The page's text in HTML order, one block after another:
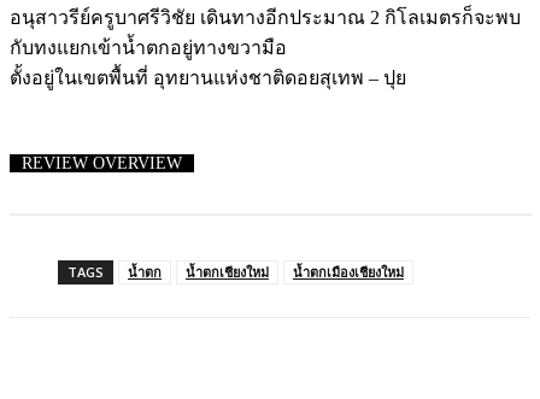
อนุสาวรีย์ครูบาศรีวิชัย เดินทางอีกประมาณ 2 กิโลเมตรก็จะพบ
กับทงแยกเข้าน้ำตกอยู่ทางขวามือ
ตั้งอยู่ในเขตพื้นที่ อุทยานแห่งชาติดอยสุเทพ – ปุย
REVIEW OVERVIEW
TAGS น้ำตก น้ำตกเชียงใหม่ น้ำตกเมืองเชียงใหม่